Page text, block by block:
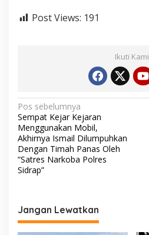
Post Views: 191
Ikuti Kami
N
a
v
i
g
s
i
Pos sebelumnya
Sempat Kejar Kejaran
Menggunakan Mobil,
Akhirnya Ismail Dilumpuhkan
Dengan Timah Panas Oleh
“Satres Narkoba Polres
Sidrap”
Jangan Lewatkan